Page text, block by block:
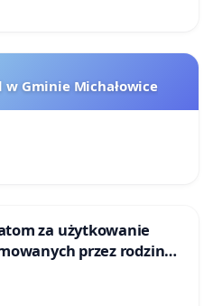
Gminie Michałowice
za użytkowanie
przez rodzinne